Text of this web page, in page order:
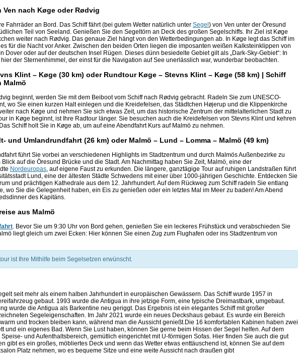
Ven nach Køge oder Rødvig
Fahrräder an Bord. Das Schiff fährt (bei gutem Wetter natürlich unter Segel ) von Ven unter der Öresund
Teil von Seeland. Genießen Sie den Segeltörn an Deck des großen Segelschiffs. Ihr Ziel ist Køge
weiter nach Rødvig. Das genaue Ziel hängt von den Wetterbedingungen ab. In Køge legt das Schiff im
für die Nacht vor Anker. Zwischen den beiden Orten liegen die imposanten weißen Kalksteinklippen von
Dover oder auf der deutschen Insel Rügen. Dieses dünn besiedelte Gebiet gilt als „Dark-Sky-Gebiet“: In
der Sternenhimmel, der einst für die Navigation auf See unerlässlich war, wunderbar beobachten.
Klint – Køge (30 km) oder Rundtour Køge – Stevns Klint – Køge (58 km) | Schiff
Malmö
beginnt, werden Sie mit dem Beiboot vom Schiff nach Rødvig gebracht. Radeln Sie zum UNESCO-
wo Sie einen kurzen Halt einlegen und die Kreidefelsen, das Städtchen Højerup und die Klippenkirche
nach Køge und nehmen Sie sich etwas Zeit, um das historische Zentrum der mittelalterlichen Stadt zu
in Køge beginnt, ist Ihre Radtour länger. Sie besuchen auch die Kreidefelsen von Stevns Klint und kehren
Schiff holt Sie in Køge ab, um auf eine Abendfahrt Kurs auf Malmö zu nehmen.
und Umlandrundfahrt (26 km) oder Malmö – Lund – Lomma – Malmö (49 km)
führt Sie vorbei an verschiedenen Highlights im Stadtzentrum und durch Malmös Außenbezirke zu
auf die Öresund Brücke und die Stadt. Am Nachmittag haben Sie Zeit, Malmö, eine der
Nordeuropas, auf eigene Faust zu erkunden. Die längere, ganztägige Tour auf ruhigen Landstraßen führt
Lund, eine der ältesten Städte Schwedens mit einer über 1000-jährigen Geschichte. Entdecken Sie
und prächtigen Kathedrale aus dem 12. Jahrhundert. Auf dem Rückweg zum Schiff radeln Sie entlang
wo Sie die Gelegenheit haben, ein Eis zu genießen oder ein letztes Mal im Meer zu baden! Am Abend
des Kapitäns.
aus Malmö
. Bevor Sie um 9:30 Uhr von Bord gehen, genießen Sie ein leckeres Frühstück und verabschieden Sie
liegt gleich um zwei Ecken: Hier können Sie einen Zug zum Flughafen oder ins Stadtzentrum von
ist Ihre Mithilfe beim Segelsetzen erwünscht.
seit mehr als einem halben Jahrhundert in europäischen Gewässern. Das Schiff wurde 1957 in
gebaut. 1993 wurde die Antigua in ihre jetzige Form, eine typische Dreimastbark, umgebaut.
wurde die Antigua als Barkentine neu geriggt. Das Ergebnis ist ein elegantes Schiff mit großer
Segeleigenschaften. Im Jahr 2021 wurde ein neues Deckshaus gebaut. Es wurde ein Bereich
und trocken bleiben kann, während man die Aussicht genießt.Die 16 komfortablen Kabinen haben zwei
und ein eigenes Bad. Wenn Sie Lust haben, können Sie gerne beim Hissen der Segel helfen. Auf dem
und Aufenthaltsbereich, gemütlich eingerichtet mit U-förmigen Sofas. Hier finden Sie auch die gut
gibt es ein großes, möbliertes Deck und wenn das Wetter etwas enttäuschend ist, können Sie auf dem
Platz nehmen, wo es bequeme Sitze und eine weite Aussicht nach draußen gibt